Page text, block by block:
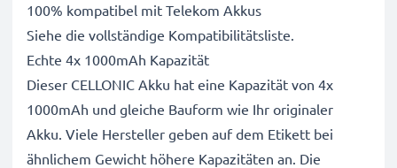
100% kompatibel mit Telekom Akkus
Siehe die vollständige Kompatibilitätsliste.
Echte 4x 1000mAh Kapazität
Dieser CELLONIC Akku hat eine Kapazität von 4x
1000mAh und gleiche Bauform wie Ihr originaler
Akku. Viele Hersteller geben auf dem Etikett bei
ähnlichem Gewicht höhere Kapazitäten an. Die